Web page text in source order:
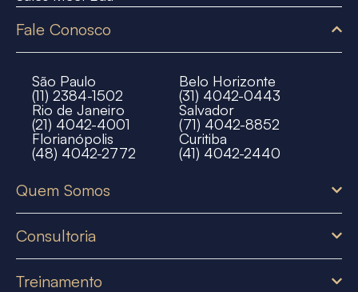
Fale Conosco
São Paulo
(11) 2384-1502
Belo Horizonte
(31) 4042-0443
Rio de Janeiro
(21) 4042-4001
Salvador
(71) 4042-8852
Florianópolis
(48) 4042-2772
Curitiba
(41) 4042-2440
Quem Somos
Consultoria
Treinamento